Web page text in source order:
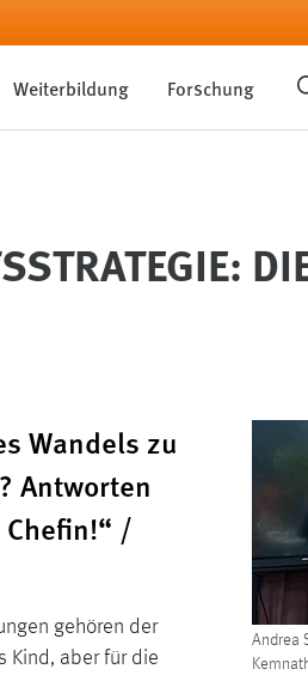
Weiterbildung Forschung
Andrea
Wandels zu
Antworten
Chefin!“ /
gehören der
Kind, aber für die